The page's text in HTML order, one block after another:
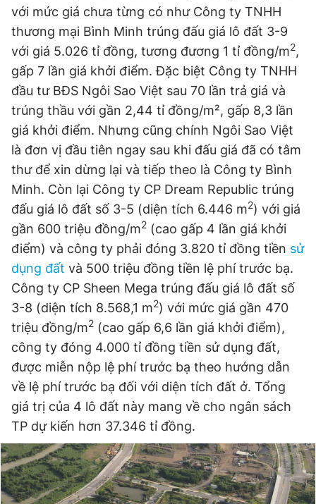
với mức giá chưa từng có như Công ty TNHH
thương mại Bình Minh trúng đấu giá lô đất 3-9
với giá 5.026 tỉ đồng, tương đương 1 tỉ đồng/m2,
gấp 7 lần giá khởi điểm. Đặc biệt Công ty TNHH
đầu tư BĐS Ngôi Sao Việt sau 70 lần trả giá và
trúng thầu với gần 2,44 tỉ đồng/m², gấp 8,3 lần
giá khởi điểm. Nhưng cũng chính Ngôi Sao Việt
là đơn vị đầu tiên ngay sau khi đấu giá đã có tâm
thư để xin dừng lại và tiếp theo là Công ty Bình
Minh. Còn lại Công ty CP Dream Republic trúng
đấu giá lô đất số 3-5 (diện tích 6.446 m2) với giá
gần 600 triệu đồng/m2 (cao gấp 4 lần giá khởi
điểm) và công ty phải đóng 3.820 tỉ đồng tiền sử
dụng đất và 500 triệu đồng tiền lệ phí trước bạ.
Công ty CP Sheen Mega trúng đấu giá lô đất số
3-8 (diện tích 8.568,1 m2) với mức giá gần 470
triệu đồng/m2 (cao gấp 6,6 lần giá khởi điểm),
công ty đóng 4.000 tỉ đồng tiền sử dụng đất,
được miễn nộp lệ phí trước bạ theo hướng dẫn
về lệ phí trước bạ đối với diện tích đất ở. Tổng
giá trị của 4 lô đất này mang về cho ngân sách
TP dự kiến hơn 37.346 tỉ đồng.